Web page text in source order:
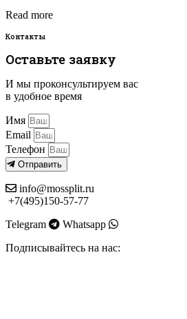
Read more
Контакты
Оставьте заявку
И мы проконсультируем вас
в удобное время
Имя
Email
Телефон
Отправить
info@mossplit.ru
+7(495)150-57-77
Telegram
Whatsapp
Подписывайтесь на нас: